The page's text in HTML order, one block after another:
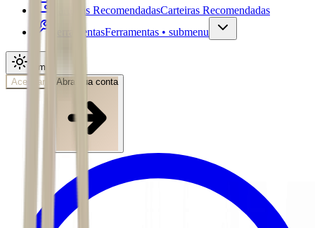
Carteiras RecomendadasCarteiras Recomendadas
FerramentasFerramentas • submenu
Tema
Acessar
Abra sua conta